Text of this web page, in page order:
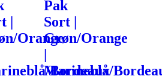
|
Orange
Bordeaux
Pak
Sort |
Grøn/Orange
|
Marineblå/